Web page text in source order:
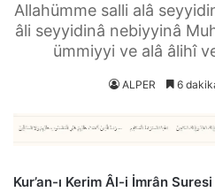
Allahümme salli alâ
âli seyyidinâ nebiyyinâ
ümmiyyi ve alâ âlihî
ALPER 6
Kur’an-ı Kerim Âl-i İmrân